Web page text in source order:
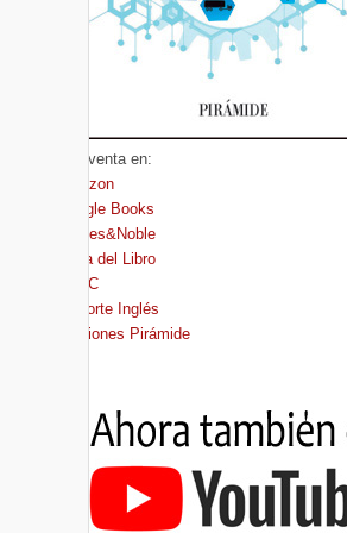
A la venta en:
Amazon
Google Books
Barnes&Noble
Casa del Libro
FNAC
El Corte Inglés
Ediciones Pirámide